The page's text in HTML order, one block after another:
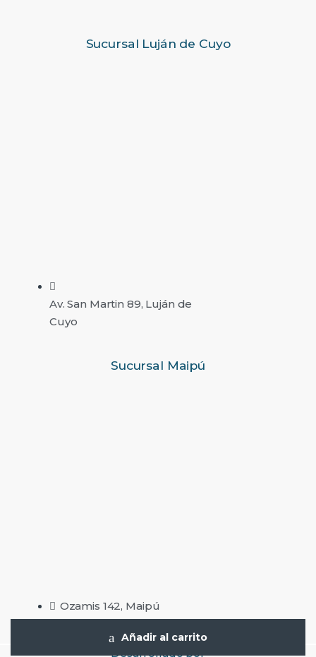
Añadir al carrito
Sucursal Luján de Cuyo
Av. San Martin 89, Luján de
Cuyo
Sucursal Maipú
Ozamis 142, Maipú
Desarrollado por